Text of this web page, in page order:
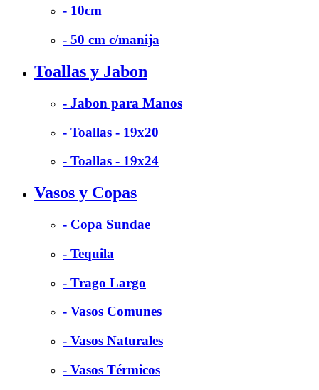
- 10cm
- 50 cm c/manija
Toallas y Jabon
- Jabon para Manos
- Toallas - 19x20
- Toallas - 19x24
Vasos y Copas
- Copa Sundae
- Tequila
- Trago Largo
- Vasos Comunes
- Vasos Naturales
- Vasos Térmicos